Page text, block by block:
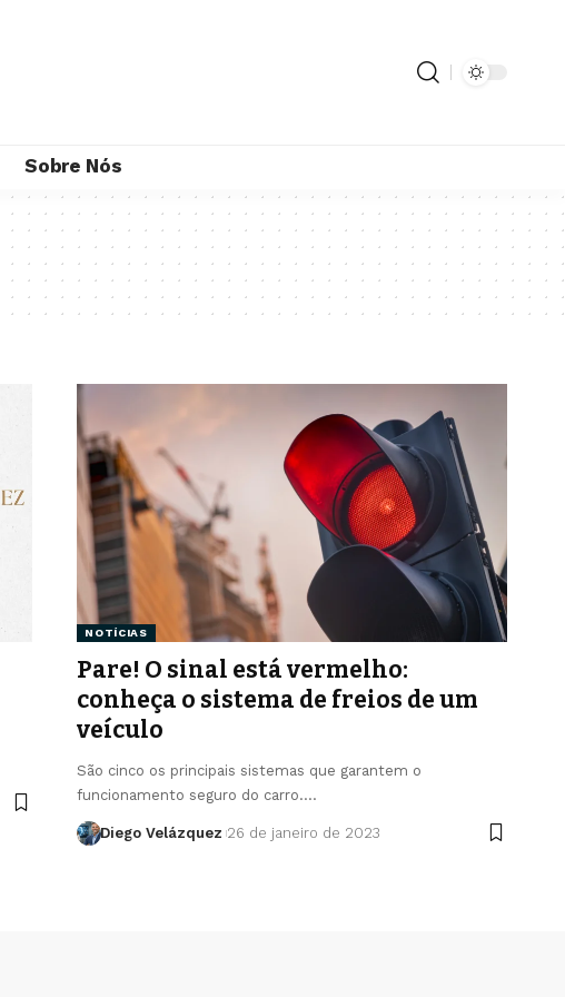
Sobre Nós
NOTÍCIAS
Pare! O sinal está vermelho:
conheça o sistema de freios de um
veículo
São cinco os principais sistemas que garantem o
funcionamento seguro do carro.…
Diego Velázquez 26 de janeiro de 2023